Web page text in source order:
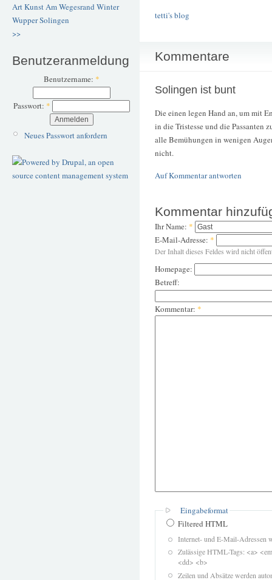
ArtKunstAm Wegesrand Winter
WupperSolingen
>>
Benutzeranmeldung
Benutzername: *
Passwort: *
Neues Passwort anfordern
tetti's blog
Kommentare
Solingen ist bunt
Die einen legen Hand an, um mit
in die Tristesse und die Passanten
alle Bemühungen in wenigen
nicht.
Auf Kommentar antworten
Kommentar
Ihr Name: *
E-Mail-Adresse: *
Der Inhalt dieses Feldes wird nicht
Homepage:
Betreff:
Kommentar: *
Eingabeformat
Filtered HTML
Internet- und E-Mail-Adressen
Zulässige HTML-Tags: <a>
<dd> <b>
Zeilen und Absätze werden